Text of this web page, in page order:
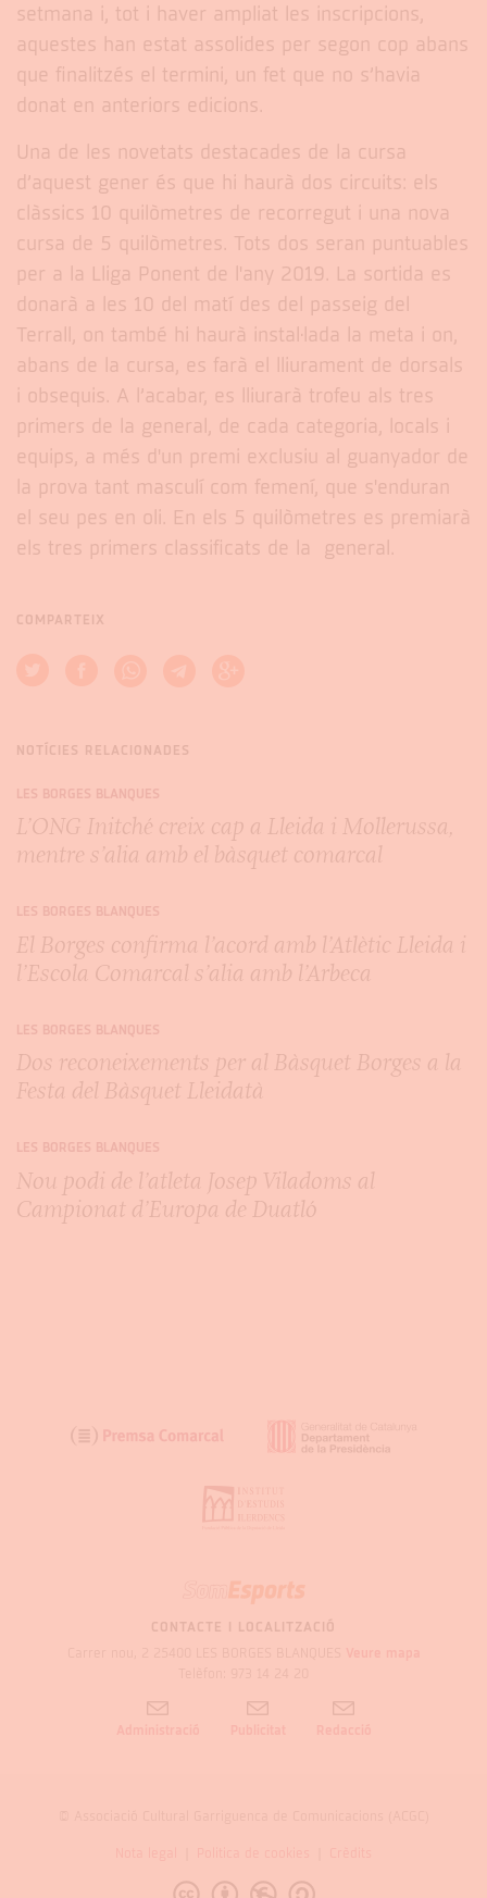
setmana i, tot i haver ampliat les inscripcions,
aquestes han estat assolides per segon cop abans
que finalitzés el termini, un fet que no s’havia
donat en anteriors edicions.
Una de les novetats destacades de la cursa
d’aquest gener és que hi haurà dos circuits: els
clàssics 10 quilòmetres de recorregut i una nova
cursa de 5 quilòmetres. Tots dos seran puntuables
per a la Lliga Ponent de l'any 2019. La sortida es
donarà a les 10 del matí des del passeig del
Terrall, on també hi haurà instal·lada la meta i on,
abans de la cursa, es farà el lliurament de dorsals
i obsequis. A l’acabar, es lliurarà trofeu als tres
primers de la general, de cada categoria, locals i
equips, a més d'un premi exclusiu al guanyador de
la prova tant masculí com femení, que s'enduran
el seu pes en oli. En els 5 quilòmetres es premiarà
els tres primers classificats de la general.
COMPARTEIX
NOTÍCIES RELACIONADES
LES BORGES BLANQUES
L’ONG Initché creix cap a Lleida i Mollerussa,
mentre s’alia amb el bàsquet comarcal
LES BORGES BLANQUES
El Borges confirma l’acord amb l’Atlètic Lleida i
l’Escola Comarcal s’alia amb l’Arbeca
LES BORGES BLANQUES
Dos reconeixements per al Bàsquet Borges a la
Festa del Bàsquet Lleidatà
LES BORGES BLANQUES
Nou podi de l’atleta Josep Viladoms al
Campionat d’Europa de Duatló
SOM
GARRIGUES
CONTACTE I LOCALITZACIÓ